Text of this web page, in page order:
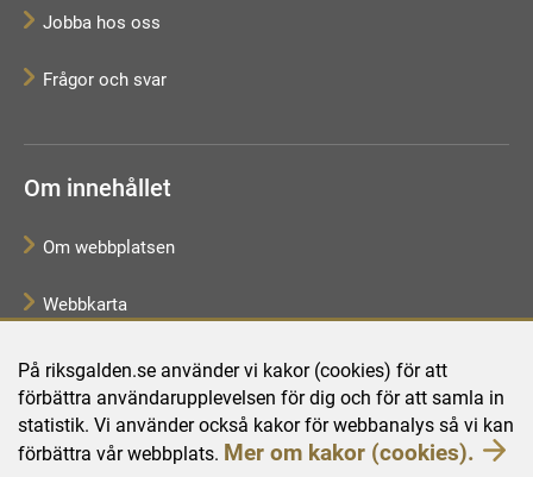
På riksgalden.se använder vi kakor (cookies) för att
förbättra användarupplevelsen för dig och för att samla in
statistik. Vi använder också kakor för webbanalys så vi kan
förbättra vår webbplats. Mer om kakor (cookies).
Jobba hos oss
Frågor och svar
Om innehållet
Om webbplatsen
Webbkarta
Tillgänglighetsredogörelse
Behandling av personuppgifter